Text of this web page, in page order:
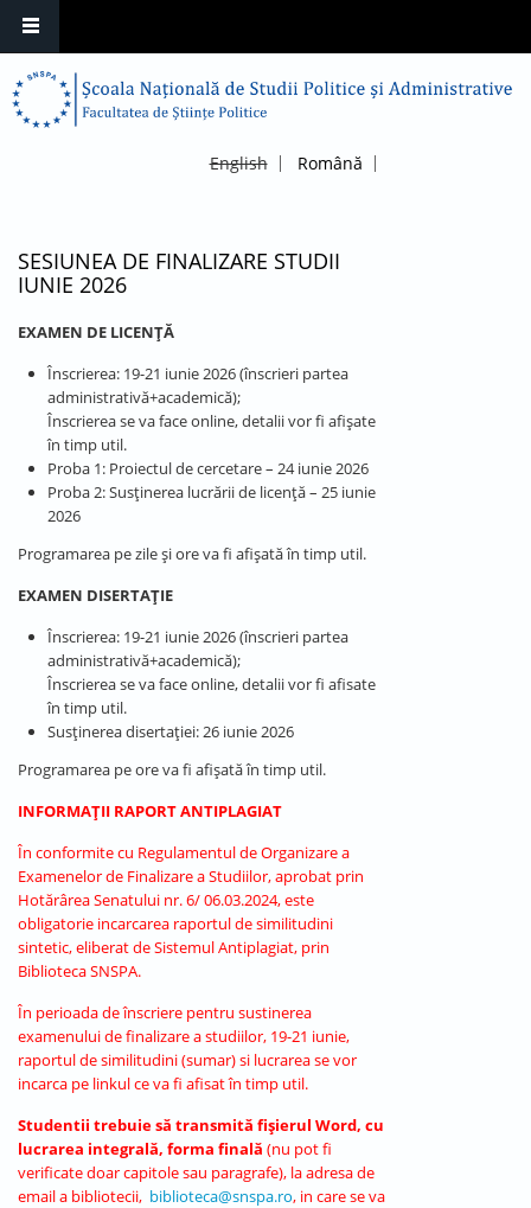
English Română
SESIUNEA DE FINALIZARE STUDII
IUNIE 2026
EXAMEN DE LICENŢĂ
Înscrierea: 19-21 iunie 2026 (înscrieri partea
administrativă+academică);
Înscrierea se va face online, detalii vor fi afișate
în timp util.
Proba 1: Proiectul de cercetare – 24 iunie 2026
Proba 2: Susținerea lucrării de licență – 25 iunie
2026
Programarea pe zile și ore va fi afișată în timp util.
EXAMEN DISERTAȚIE
Înscrierea: 19-21 iunie 2026 (înscrieri partea
administrativă+academică);
Înscrierea se va face online, detalii vor fi afisate
în timp util.
Susținerea disertației: 26 iunie 2026
Programarea pe ore va fi afișată în timp util.
INFORMAȚII RAPORT ANTIPLAGIAT
În conformite cu Regulamentul de Organizare a
Examenelor de Finalizare a Studiilor, aprobat prin
Hotărârea Senatului nr. 6/ 06.03.2024, este
obligatorie incarcarea raportul de similitudini
sintetic, eliberat de Sistemul Antiplagiat, prin
Biblioteca SNSPA.
În perioada de înscriere pentru sustinerea
examenului de finalizare a studiilor, 19-21 iunie,
raportul de similitudini (sumar) si lucrarea se vor
incarca pe linkul ce va fi afisat în timp util.
Studentii trebuie să transmită fișierul Word, cu
lucrarea integrală, forma finală (nu pot fi
verificate doar capitole sau paragrafe), la adresa de
email a bibliotecii, biblioteca@snspa.ro, in care se va